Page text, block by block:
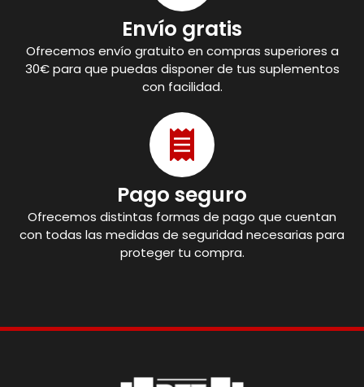
Envío gratis
Ofrecemos envío gratuito en compras superiores a
30€ para que puedas disponer de tus suplementos
con facilidad.
Pago seguro
Ofrecemos distintas formas de pago que cuentan
con todas las medidas de seguridad necesarias para
proteger tu compra.